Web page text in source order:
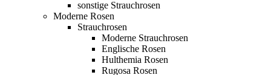
sonstige Strauchrosen
Moderne Rosen
Strauchrosen
Moderne Strauchrosen
Englische Rosen
Hulthemia Rosen
Rugosa Rosen